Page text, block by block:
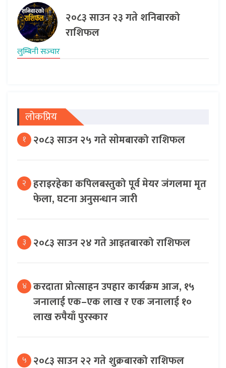
२०८३ साउन २३ गते शनिबारको
राशिफल
लुम्बिनी सञ्‍चार
लोकप्रिय
१ २०८३ साउन २५ गते साेमबारको राशिफल
२ हराइरहेका कपिलबस्तुको पूर्व मेयर जंगलमा मृत
फेला, घटना अनुसन्धान जारी
३ २०८३ साउन २४ गते आइतबारको राशिफल
४ करदाता प्रोत्साहन उपहार कार्यक्रम आज, १५
जनालाई एक–एक लाख र एक जनालाई १०
लाख रुपैयाँ पुरस्कार
५ २०८३ साउन २२ गते शुक्रबारको राशिफल